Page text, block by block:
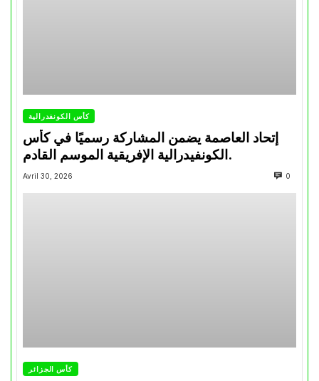
كأس الكونفدرالية
إتحاد العاصمة يضمن المشاركة رسميًا في كأس
الكونفيدرالية الإفريقية الموسم القادم.
Avril 30, 2026 0
كأس الجزائر